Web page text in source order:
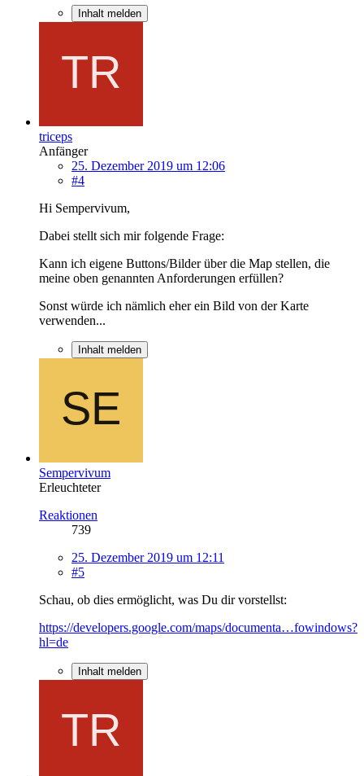
Inhalt melden
triceps
Anfänger
25. Dezember 2019 um 12:06
#4
Hi Sempervivum,
Dabei stellt sich mir folgende Frage:
Kann ich eigene Buttons/Bilder über die Map stellen, die
meine oben genannten Anforderungen erfüllen?
Sonst würde ich nämlich eher ein Bild von der Karte
verwenden...
Inhalt melden
Sempervivum
Erleuchteter
Reaktionen
739
25. Dezember 2019 um 12:11
#5
Schau, ob dies ermöglicht, was Du dir vorstellst:
https://developers.google.com/maps/documenta…fowindows?
hl=de
Inhalt melden